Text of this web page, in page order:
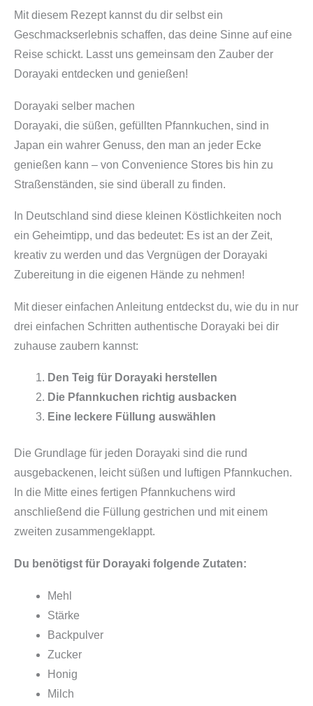
Mit diesem Rezept kannst du dir selbst ein
Geschmackserlebnis schaffen, das deine Sinne auf eine
Reise schickt. Lasst uns gemeinsam den Zauber der
Dorayaki entdecken und genießen!
Dorayaki selber machen
Dorayaki, die süßen, gefüllten Pfannkuchen, sind in
Japan ein wahrer Genuss, den man an jeder Ecke
genießen kann – von Convenience Stores bis hin zu
Straßenständen, sie sind überall zu finden.
In Deutschland sind diese kleinen Köstlichkeiten noch
ein Geheimtipp, und das bedeutet: Es ist an der Zeit,
kreativ zu werden und das Vergnügen der Dorayaki
Zubereitung in die eigenen Hände zu nehmen!
Mit dieser einfachen Anleitung entdeckst du, wie du in nur
drei einfachen Schritten authentische Dorayaki bei dir
zuhause zaubern kannst:
Den Teig für Dorayaki herstellen
Die Pfannkuchen richtig ausbacken
Eine leckere Füllung auswählen
Die Grundlage für jeden Dorayaki sind die rund
ausgebackenen, leicht süßen und luftigen Pfannkuchen.
In die Mitte eines fertigen Pfannkuchens wird
anschließend die Füllung gestrichen und mit einem
zweiten zusammengeklappt.
Du benötigst für Dorayaki folgende Zutaten:
Mehl
Stärke
Backpulver
Zucker
Honig
Milch